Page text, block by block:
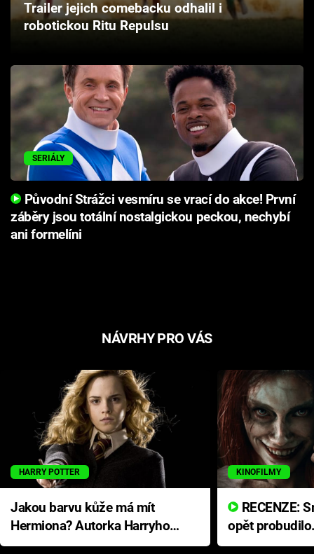
TV Program
Přihlášení
Sledujte nás
Trailer jejich comebacku odhalil i
robotickou Ritu Repulsu
SERIÁLY
Původní Strážci vesmíru se vrací do akce! První
záběry jsou totální nostalgickou peckou, nechybí
ani formelíni
NÁVRHY PRO VÁS
HARRY POTTER
Jakou barvu kůže má mít
Hermiona? Autorka Harryho
Pottera přišla s ráznou
KINOFILMY
opět
přichází s